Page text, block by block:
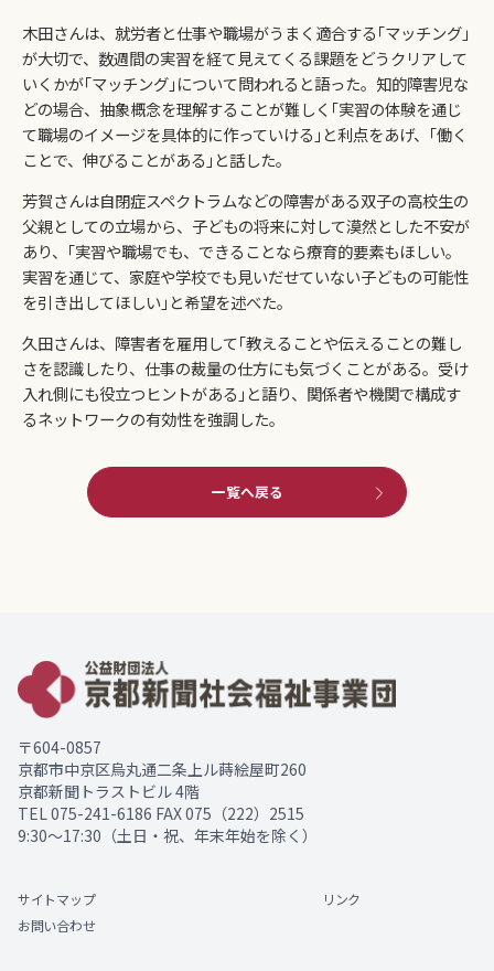
木田さんは、就労者と仕事や職場がうまく適合する｢マッチング｣
が大切で、数週間の実習を経て見えてくる課題をどうクリアして
いくかが｢マッチング｣について問われると語った。知的障害児な
どの場合、抽象概念を理解することが難しく｢実習の体験を通じ
て職場のイメージを具体的に作っていける｣と利点をあげ、｢働く
ことで、伸びることがある｣と話した。
芳賀さんは自閉症スペクトラムなどの障害がある双子の高校生の
父親としての立場から、子どもの将来に対して漠然とした不安が
あり、｢実習や職場でも、できることなら療育的要素もほしい。
実習を通じて、家庭や学校でも見いだせていない子どもの可能性
を引き出してほしい｣と希望を述べた。
久田さんは、障害者を雇用して｢教えることや伝えることの難し
さを認識したり、仕事の裁量の仕方にも気づくことがある。受け
入れ側にも役立つヒントがある｣と語り、関係者や機関で構成す
るネットワークの有効性を強調した。
一覧へ戻る
〒604-0857
京都市中京区烏丸通二条上ル蒔絵屋町260
京都新聞トラストビル 4階
TEL 075-241-6186 FAX 075（222）2515
9:30～17:30（土日・祝、年末年始を除く）
サイトマップ
リンク
お問い合わせ